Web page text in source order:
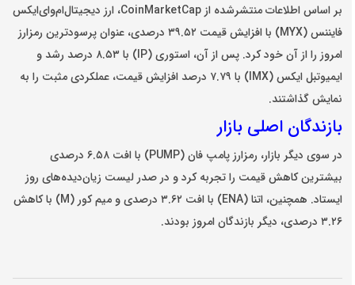
بر اساس اطلاعات منتشرشده از CoinMarketCap، ارز دیجیتال‌ام‌وای‌ایکس
فایننس (MYX) با افزایش قیمت ۳۹.۵۲ درصدی، عنوان پرسودترین رمزارز
امروز را از آن خود کرد. پس از آن، استوری (IP) با ۸.۵۳ درصد رشد و
ایمیوتبل ایکس (IMX) با ۷.۷۹ درصد افزایش قیمت، عملکردی مثبت را به
نمایش گذاشتند.
بازندگان اصلی بازار
در سوی دیگر بازار، رمزارز پامپ فان (PUMP) با افت ۶.۵۸ درصدی
بیشترین کاهش قیمت را تجربه کرد و در صدر لیست زیان‌دیده‌های روز
ایستاد. همچنین، اتنا (ENA) با افت ۳.۶۲ درصدی و میم کور (M) با کاهش
۳.۲۶ درصدی، دیگر بازندگان امروز بودند.